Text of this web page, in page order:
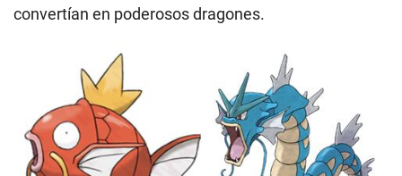
convertían en poderosos dragones.